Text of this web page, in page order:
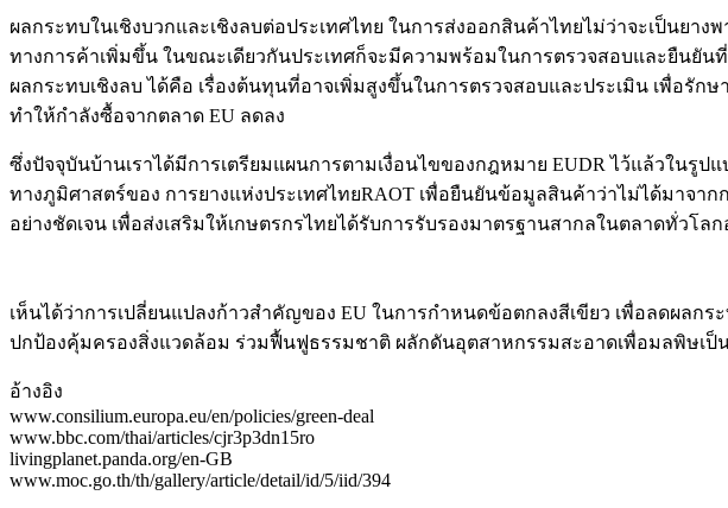
ผลกระทบในเชิงบวกและเชิงลบต่อประเทศไทย ในการส่งออกสินค้าไทยไม่ว่าจะเป็นย
ทางการค้าเพิ่มขึ้น ในขณะเดียวกันประเทศก็จะมีความพร้อมในการตรวจสอบและยืนยัน
ผลกระทบเชิงลบ ได้คือ เรื่องต้นทุนที่อาจเพิ่มสูงขึ้นในการตรวจสอบและประเมิน เพื่อรัก
ทำให้กำลังซื้อจากตลาด EU ลดลง
ซึ่งปัจจุบันบ้านเราได้มีการเตรียมแผนการตามเงื่อนไขของกฎหมาย EUDR ไว้แล้วในรู
ทางภูมิศาสตร์ของ การยางแห่งประเทศไทยRAOT เพื่อยืนยันข้อมูลสินค้าว่าไม่ได้มาจาก
อย่างชัดเจน เพื่อส่งเสริมให้เกษตรกรไทยได้รับการรับรองมาตรฐานสากลในตลาดทั่วโลก
เห็นได้ว่าการเปลี่ยนแปลงก้าวสำคัญของ EU ในการกำหนดข้อตกลงสีเขียว เพื่อลดผลก
ปกป้องคุ้มครองสิ่งแวดล้อม ร่วมฟื้นฟูธรรมชาติ ผลักดันอุตสาหกรรมสะอาดเพื่อมลพิษเป็
อ้างอิง
www.consilium.europa.eu/en/policies/green-deal
www.bbc.com/thai/articles/cjr3p3dn15ro
livingplanet.panda.org/en-GB
www.moc.go.th/th/gallery/article/detail/id/5/iid/394